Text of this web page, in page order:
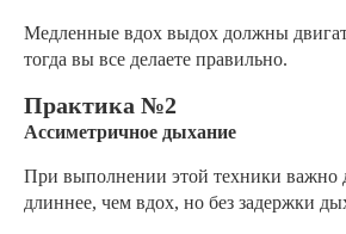
Медленные вдох выдох должны
тогда вы все делаете правильно.
Практика №2
Ассиметричное дыхание
При выполнении этой техники важно
длиннее, чем вдох, но без задержки